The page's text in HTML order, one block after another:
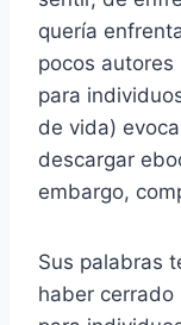
quería
pocos
para
de vida)
descargar
embargo,
Sus palabras
haber